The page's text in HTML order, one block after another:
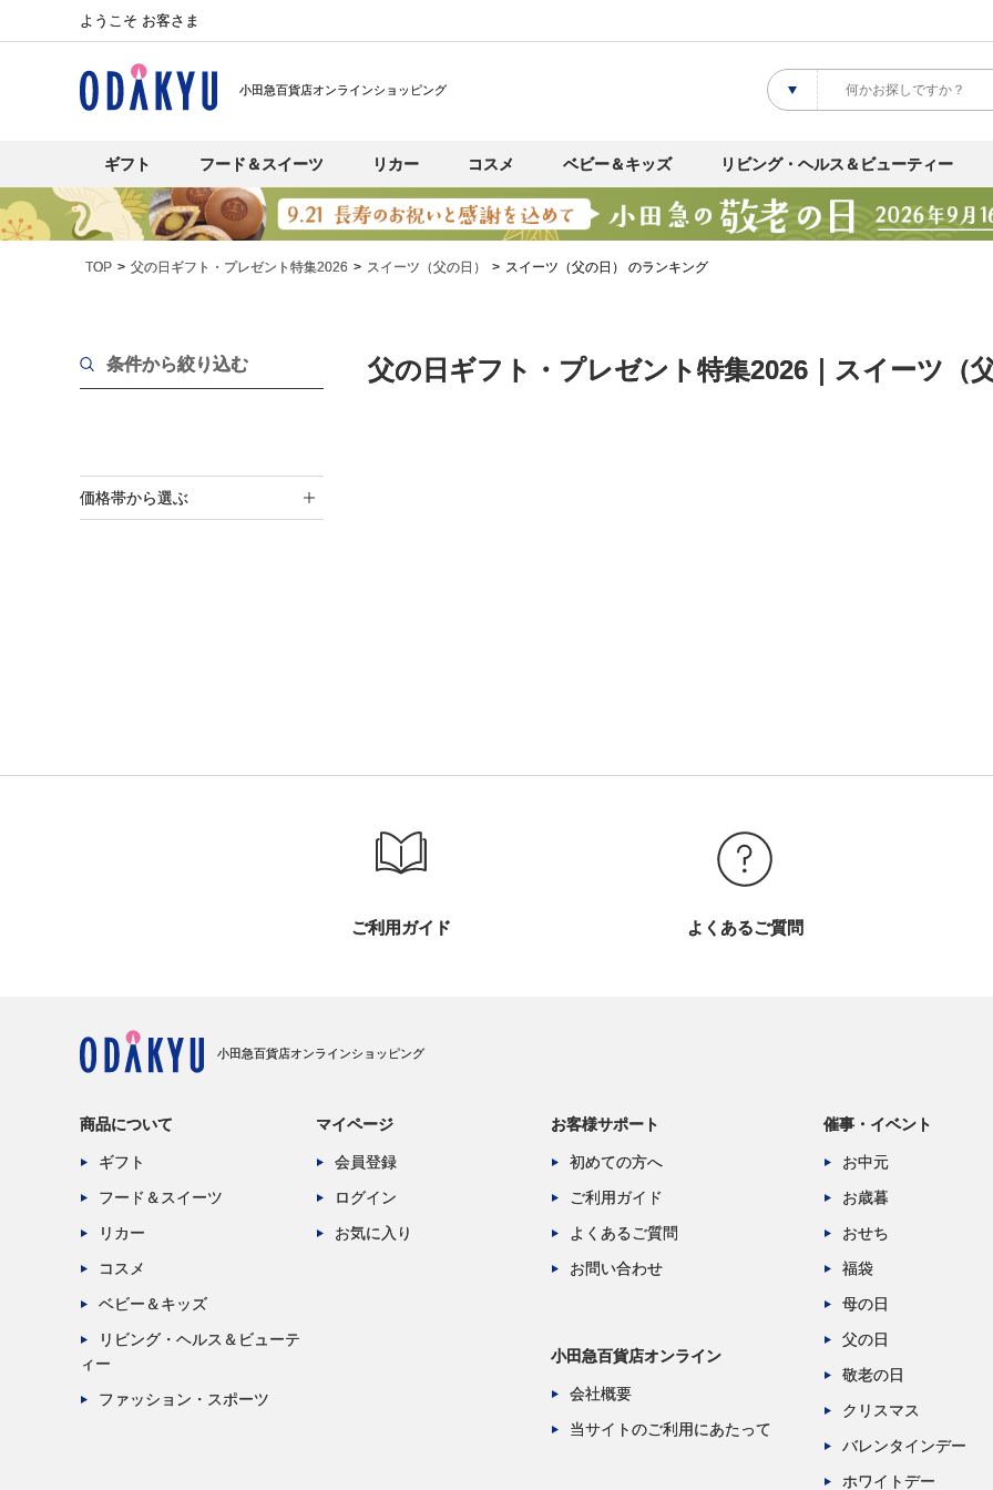
ようこそ お客さま
小田急百貨店オンラインショッピング
ギフト フード＆スイーツ リカー コスメ ベビー＆キッズ リビング・ヘルス＆ビューティー
TOP 父の日ギフト・プレゼント特集2026 スイーツ（父の日） スイーツ（父の日） のランキング
条件から絞り込む
価格帯から選ぶ
父の日ギフト・プレゼント特集2026｜スイーツ（
ご利用ガイド よくあるご質問
小田急百貨店オンラインショッピング
商品について
ギフト
フード＆スイーツ
リカー
コスメ
ベビー＆キッズ
リビング・ヘルス＆ビューテ
ィー
ファッション・スポーツ
マイページ
会員登録
ログイン
お気に入り
お客様サポート
初めての方へ
ご利用ガイド
よくあるご質問
お問い合わせ
小田急百貨店オンライン
会社概要
当サイトのご利用にあたって
催事・イベント
お中元
お歳暮
おせち
福袋
母の日
父の日
敬老の日
クリスマス
バレンタインデー
ホワイトデー